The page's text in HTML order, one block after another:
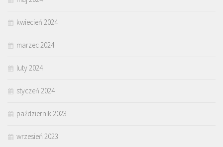
kwiecień 2024
marzec 2024
luty 2024
styczeń 2024
październik 2023
wrzesień 2023